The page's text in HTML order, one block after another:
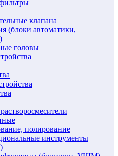
клапана
(блоки автоматики,
головы
полирование
инструменты